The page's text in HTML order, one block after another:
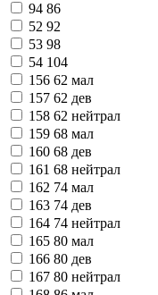
94 86
52 92
53 98
54 104
156 62 мал
157 62 дев
158 62 нейтрал
159 68 мал
160 68 дев
161 68 нейтрал
162 74 мал
163 74 дев
164 74 нейтрал
165 80 мал
166 80 дев
167 80 нейтрал